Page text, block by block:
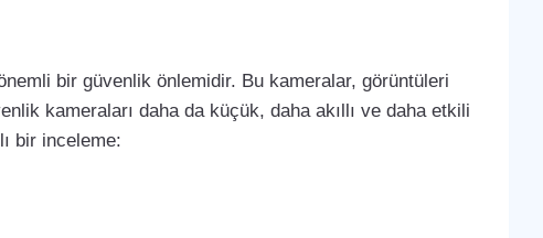
bir güvenlik önlemidir. Bu kameralar, görüntüleri
kameraları daha da küçük, daha akıllı ve daha etkili
bir inceleme: